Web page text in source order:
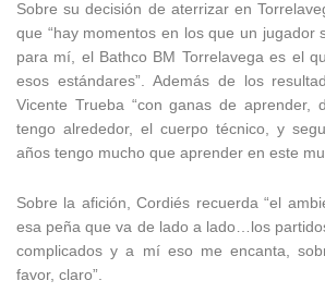
Sobre su decisión de aterrizar en
que “hay momentos en los que un jugador
para mí, el Bathco BM Torrelavega es el
esos estándares”. Además de los
Vicente Trueba “con ganas de aprender,
tengo alrededor, el cuerpo técnico, y
años tengo mucho que aprender en este
Sobre la afición, Cordiés recuerda “el
esa peña que va de lado a lado…los
complicados y a mí eso me encanta,
favor, claro”.